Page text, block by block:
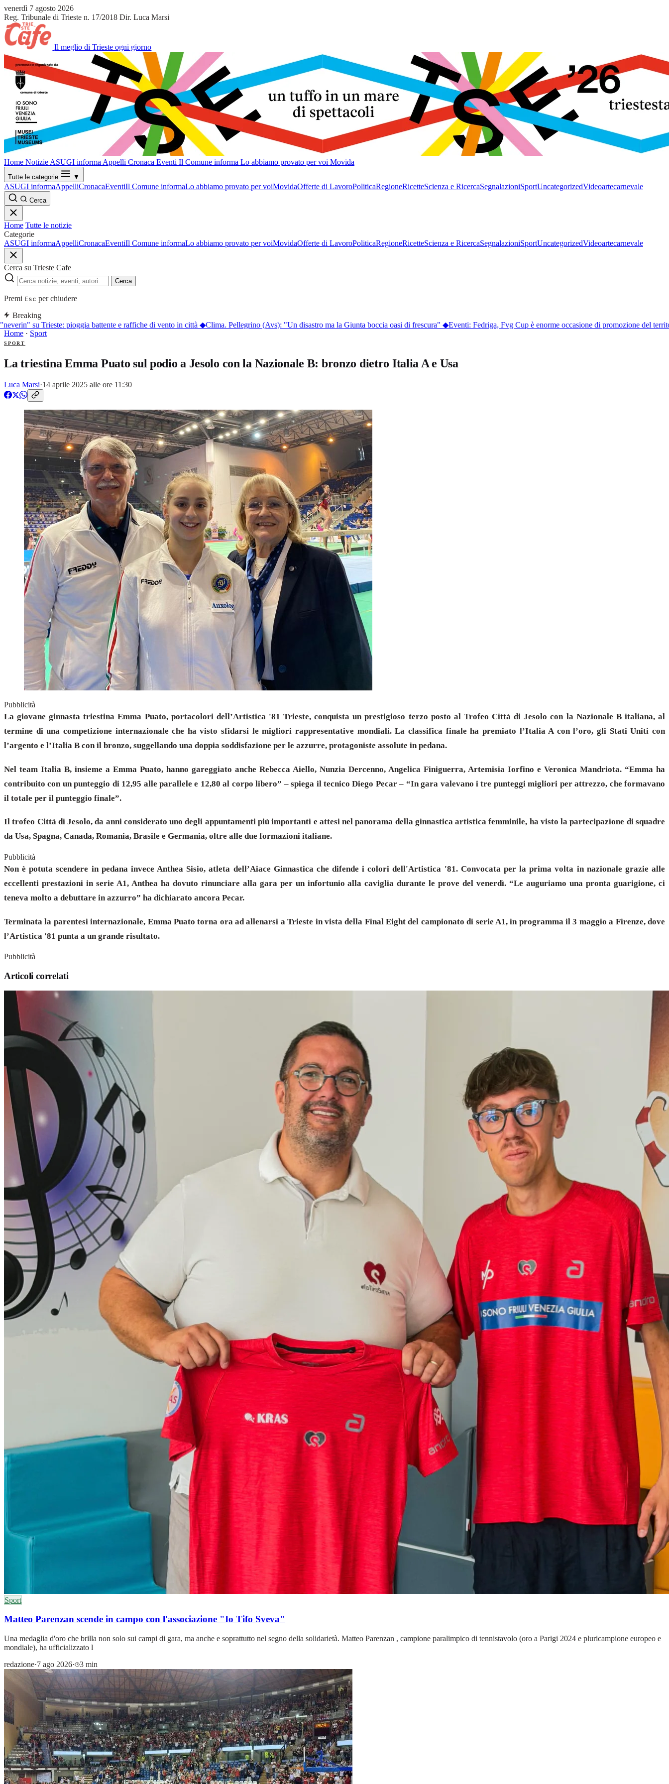
venerdì 7 agosto 2026
Reg. Tribunale di Trieste n. 17/2018 Dir. Luca Marsi
Il meglio di Trieste ogni giorno
Home Notizie ASUGI informa Appelli Cronaca Eventi Il Comune informa Lo abbiamo provato per voi Movida
Tutte le categorie ▼
ASUGI informaAppelliCronacaEventiIl Comune informaLo abbiamo provato per voiMovidaOfferte di LavoroPoliticaRegioneRicetteScienza e RicercaSegnalazioniSportUncategorizedVideoartecarnevale
Cerca
Home Tutte le notizie
Categorie
ASUGI informaAppelliCronacaEventiIl Comune informaLo abbiamo provato per voiMovidaOfferte di LavoroPoliticaRegioneRicetteScienza e RicercaSegnalazioniSportUncategorizedVideoartecarnevale
Cerca su Trieste Cafe
Cerca
Premi Esc per chiudere
Breaking
su Trieste: pioggia battente e raffiche di vento in città◆ Clima. Pellegrino (Avs): "Un disastro ma la Giunta boccia oasi di frescura"◆ Eventi: Fedriga, Fvg Cup è enorme occasione di promozione del
Home · Sport
SPORT
La triestina Emma Puato sul podio a Jesolo con la Nazionale B: bronzo dietro Italia A e Usa
Luca Marsi·14 aprile 2025 alle ore 11:30
Pubblicità
La giovane ginnasta triestina Emma Puato, portacolori dell’Artistica '81 Trieste, conquista un prestigioso terzo posto al Trofeo Città di Jesolo con la Nazionale B italiana, al
termine di una competizione internazionale che ha visto sfidarsi le migliori rappresentative mondiali. La classifica finale ha premiato l’Italia A con l’oro, gli Stati Uniti con
l’argento e l’Italia B con il bronzo, suggellando una doppia soddisfazione per le azzurre, protagoniste assolute in pedana.
Nel team Italia B, insieme a Emma Puato, hanno gareggiato anche Rebecca Aiello, Nunzia Dercenno, Angelica Finiguerra, Artemisia Iorfino e Veronica Mandriota. “Emma ha
contribuito con un punteggio di 12,95 alle parallele e 12,80 al corpo libero” – spiega il tecnico Diego Pecar – “In gara valevano i tre punteggi migliori per attrezzo, che formavano
il totale per il punteggio finale”.
Il trofeo Città di Jesolo, da anni considerato uno degli appuntamenti più importanti e attesi nel panorama della ginnastica artistica femminile, ha visto la partecipazione di squadre
da Usa, Spagna, Canada, Romania, Brasile e Germania, oltre alle due formazioni italiane.
Pubblicità
Non è potuta scendere in pedana invece Anthea Sisio, atleta dell’Aiace Ginnastica che difende i colori dell'Artistica '81. Convocata per la prima volta in nazionale grazie alle
eccellenti prestazioni in serie A1, Anthea ha dovuto rinunciare alla gara per un infortunio alla caviglia durante le prove del venerdì. “Le auguriamo una pronta guarigione, ci
teneva molto a debuttare in azzurro” ha dichiarato ancora Pecar.
Terminata la parentesi internazionale, Emma Puato torna ora ad allenarsi a Trieste in vista della Final Eight del campionato di serie A1, in programma il 3 maggio a Firenze, dove
l’Artistica '81 punta a un grande risultato.
Pubblicità
Articoli correlati
Sport
Matteo Parenzan scende in campo con l'associazione "Io Tifo Sveva"
Una medaglia d'oro che brilla non solo sui campi di gara, ma anche e soprattutto nel segno della solidarietà. Matteo Parenzan , campione paralimpico di tennistavolo (oro a Parigi 2024 e pluricampione europeo e
mondiale), ha ufficializzato l
redazione·7 ago 2026· 3 min